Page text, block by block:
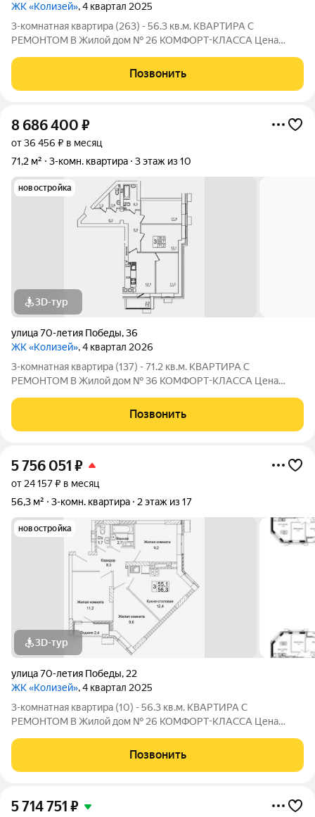
ЖК «Колизей», 4 квартал 2025
3-комнатная квартира (263) - 56.3 кв.м. КВАРТИРА С
РЕМОНТОМ В Жилой дом № 26 КОМФОРТ-КЛАССА Цена
эту квартиру с черновой отделкой. Прямая продажа от
Застройщика! ЖК «Колизей» - это
Позвонить
8 686 400 ₽
от 36 456 ₽ в месяц
71,2 м²
3-комн. квартира 3 этаж из 10
новостройка
3D-тур
улица 70-летия Победы,36
ЖК «Колизей», 4 квартал 2026
3-комнатная квартира (137) - 71.2 кв.м. КВАРТИРА С
РЕМОНТОМ В Жилой дом № 36 КОМФОРТ-КЛАССА Цена
эту квартиру с черновой отделкой. Прямая продажа от
Застройщика! ЖК «Колизей» - это
Позвонить
5 756 051 ₽
от 24 157 ₽ в месяц
56,3 м²
3-комн. квартира 2 этаж из 17
новостройка
3D-тур
улица 70-летия Победы, 22
ЖК «Колизей», 4 квартал 2025
3-комнатная квартира (10) - 56.3 кв.м. КВАРТИРА С
РЕМОНТОМ В Жилой дом № 26 КОМФОРТ-КЛАССА Цена
эту квартиру с черновой отделкой. Прямая продажа от
Застройщика! ЖК «Колизей» - это центральная
Позвонить
5 714 751 ₽